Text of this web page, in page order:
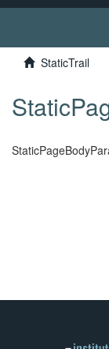
StaticTrail